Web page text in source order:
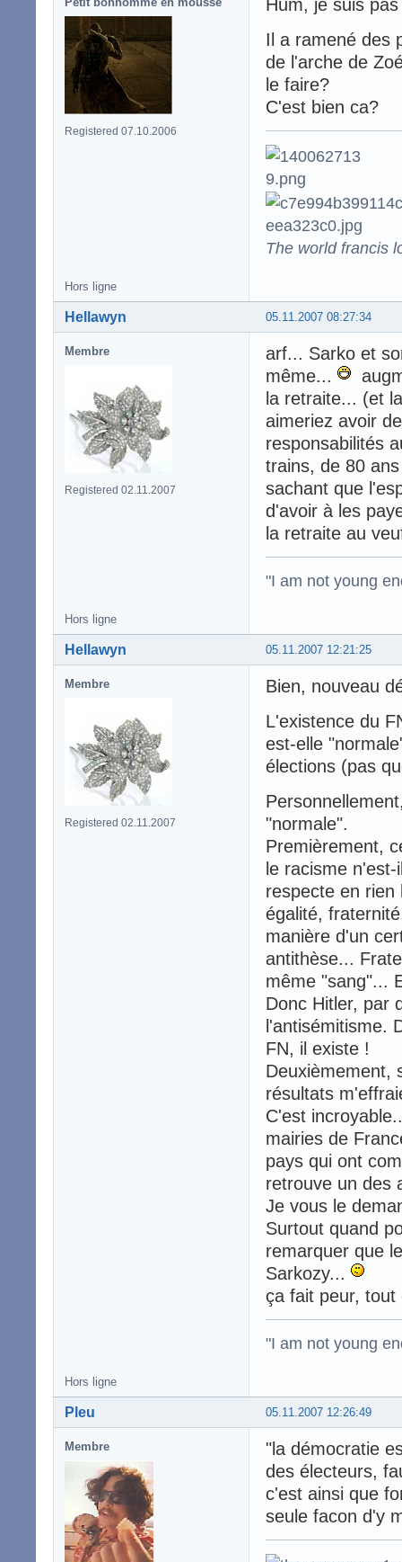
Registered 07.10.2006
Hum, je suis
Il a ramené des
de l'arche de
le faire?
C'est bien ca?
The world francis
Hors ligne
05.11.2007 08:27:34
Hellawyn
Membre
Registered 02.11.2007
arf... Sarko et
même...
la retraite... (et
aimeriez avoir
responsabilités
trains, de 80
sachant que
d'avoir à les
la retraite au
"I am not young
Hors ligne
05.11.2007 12:21:25
Hellawyn
Membre
Registered 02.11.2007
Bien, nouveau
L'existence du
est-elle
élections (pas
"normale".
Premièrement,
le racisme
respecte en rien
égalité,
manière d'un
antithèse...
même "sang"...
Donc Hitler, par
l'antisémitisme.
FN, il existe !
Deuxièmement,
résultats
C'est
mairies de
pays qui ont
retrouve un des
Je vous le
Surtout quand
remarquer que
Sarkozy...
ça fait peur, tout
"I am not young
Hors ligne
05.11.2007 12:26:49
Pleu
Membre
"la démocratie
des électeurs,
c'est ainsi que
seule facon d'y